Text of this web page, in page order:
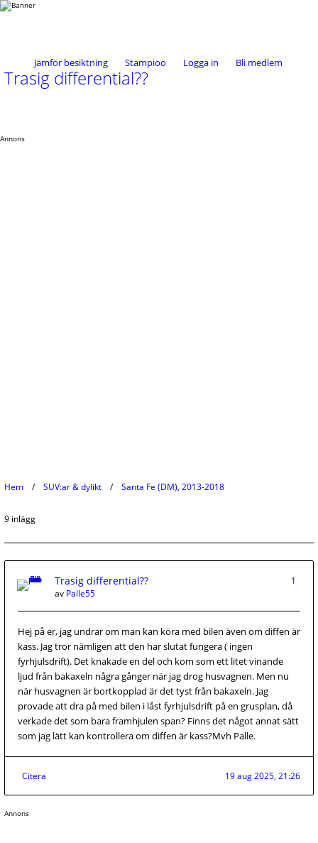
Jämför besiktning Stampioo Logga in Bli medlem
Trasig differential??
Annons
Hem SUV:ar & dylikt Santa Fe (DM), 2013-2018
9 inlägg
Trasig differential??
1
av Palle55
Hej på er, jag undrar om man kan köra med bilen även om diffen är
kass. Jag tror nämligen att den har slutat fungera ( ingen
fyrhjulsdrift). Det knakade en del och kom som ett litet vinande
ljud från bakaxeln några gånger när jag drog husvagnen. Men nu
när husvagnen är bortkopplad är det tyst från bakaxeln. Jag
provade att dra på med bilen i låst fyrhjulsdrift på en grusplan, då
verkade det som bara framhjulen span? Finns det något annat sätt
som jag lätt kan kontrollera om diffen är kass?Mvh Palle.
Citera 19 aug 2025, 21:26
Annons